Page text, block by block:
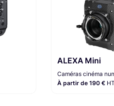
ALEXA Mini
Caméras cinéma
À partir de 190 €